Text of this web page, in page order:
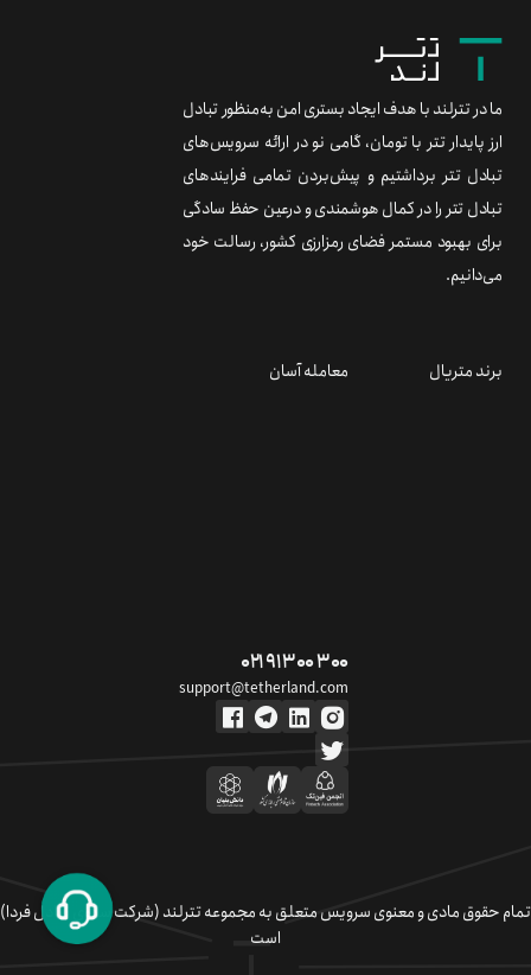
ما در تترلند با هدف ایجاد بستری امن به‌منظور تبادل
ارز پایدار تتر با تومان، گامی نو در ارائه سرویس‌های
تبادل تتر برداشتیم و پیش‌بردن تمامی فرایندهای
تبادل تتر را در کمال هوشمندی و درعین حفظ سادگی
برای بهبود مستمر فضای رمزارزی کشور، رسالت خود
می‌دانیم.
برند متریال معامله آسان
۰۲۱ ۹۱ ۳۰۰ ۳۰۰
support@tetherland.com
تمام حقوق مادی و معنوی سرویس متعلق به مجموعه تترلند (شرکت سکوی تبادل فردا)
است